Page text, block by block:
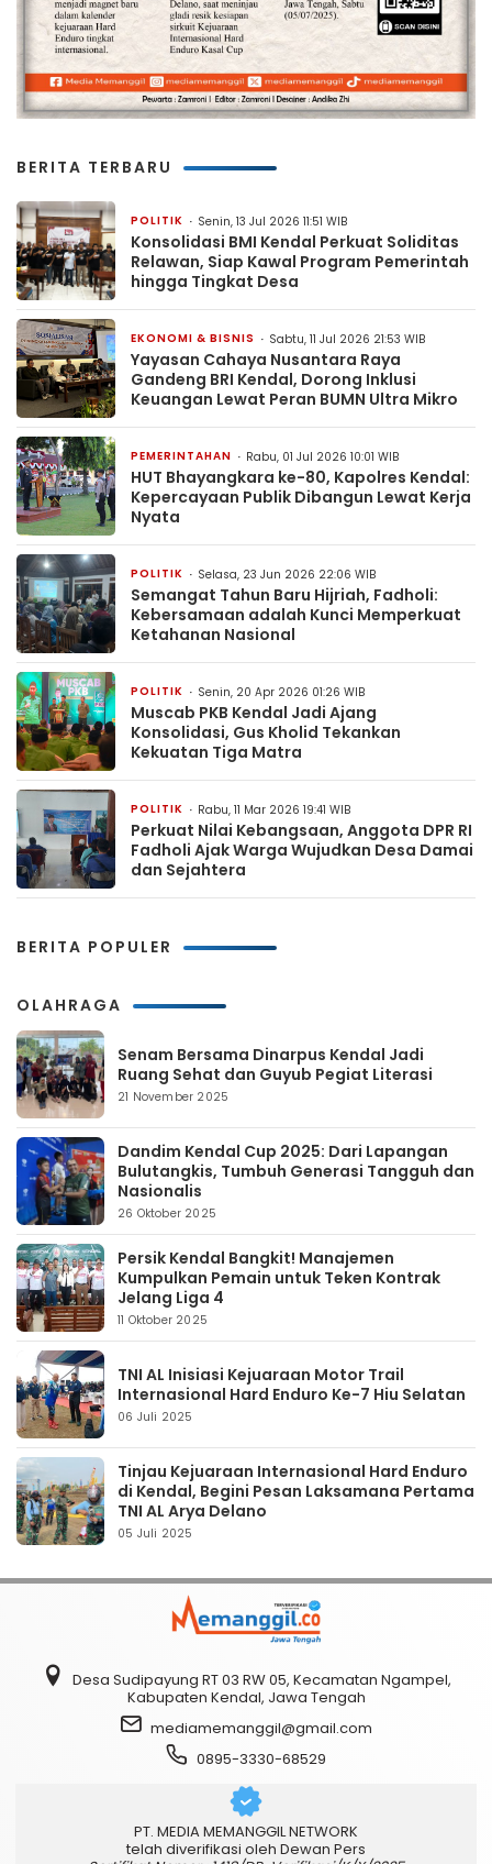
BERITA TERBARU
POLITIK Senin, 13 Jul 2026 11:51 WIB
Konsolidasi BMI Kendal Perkuat Soliditas
Relawan, Siap Kawal Program Pemerintah
hingga Tingkat Desa
EKONOMI & BISNIS Sabtu, 11 Jul 2026 21:53 WIB
Yayasan Cahaya Nusantara Raya
Gandeng BRI Kendal, Dorong Inklusi
Keuangan Lewat Peran BUMN Ultra Mikro
PEMERINTAHAN Rabu, 01 Jul 2026 10:01 WIB
HUT Bhayangkara ke-80, Kapolres Kendal:
Kepercayaan Publik Dibangun Lewat Kerja
Nyata
POLITIK Selasa, 23 Jun 2026 22:06 WIB
Semangat Tahun Baru Hijriah, Fadholi:
Kebersamaan adalah Kunci Memperkuat
Ketahanan Nasional
POLITIK Senin, 20 Apr 2026 01:26 WIB
Muscab PKB Kendal Jadi Ajang
Konsolidasi, Gus Kholid Tekankan
Kekuatan Tiga Matra
POLITIK Rabu, 11 Mar 2026 19:41 WIB
Perkuat Nilai Kebangsaan, Anggota DPR RI
Fadholi Ajak Warga Wujudkan Desa Damai
dan Sejahtera
BERITA POPULER
OLAHRAGA
Senam Bersama Dinarpus Kendal Jadi
Ruang Sehat dan Guyub Pegiat Literasi
21 November 2025
Dandim Kendal Cup 2025: Dari Lapangan
Bulutangkis, Tumbuh Generasi Tangguh dan
Nasionalis
26 Oktober 2025
Persik Kendal Bangkit! Manajemen
Kumpulkan Pemain untuk Teken Kontrak
Jelang Liga 4
11 Oktober 2025
TNI AL Inisiasi Kejuaraan Motor Trail
Internasional Hard Enduro Ke-7 Hiu Selatan
06 Juli 2025
Tinjau Kejuaraan Internasional Hard Enduro
di Kendal, Begini Pesan Laksamana Pertama
TNI AL Arya Delano
05 Juli 2025
Desa Sudipayung RT 03 RW 05, Kecamatan Ngampel,
Kabupaten Kendal, Jawa Tengah
mediamemanggil@gmail.com
0895-3330-68529
PT. MEDIA MEMANGGIL NETWORK
telah diverifikasi oleh Dewan Pers